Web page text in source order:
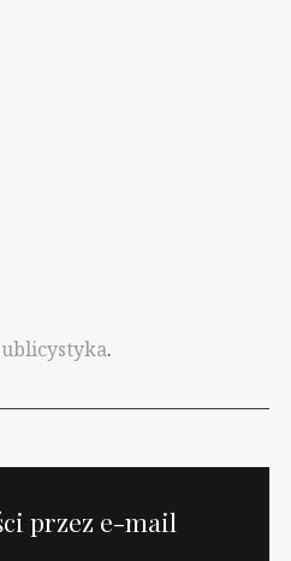
.
przez e-mail